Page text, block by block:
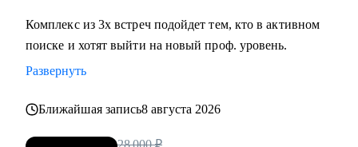
Комплекс из 3х встреч подойдет тем, кто в активном
поиске и хотят выйти на новый проф. уровень.
Развернуть
Ближайшая запись8 августа 2026
28 000 ₽